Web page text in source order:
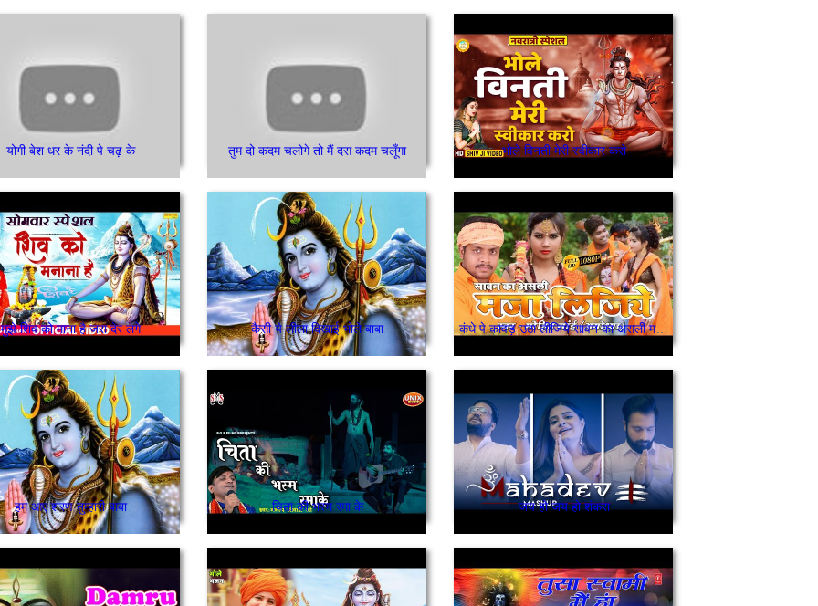
योगी बेश धर के नंदी पे चढ़ के तुम दो कदम चलोगे तो मैं दस कदम चलूँगा भोले विनती मेरी स्वीकार करो
मुझे शिव को माना है जरा देर लगे कैसी ये लीला दिखाई भोले बाबा कंधे पे कावड़ उठा लीजिये सावन का असली मजा लीजिये
हम आए शरण तुम्हारी बाबा चिता की भस्म रमा के जय हो जय हो शंकरा